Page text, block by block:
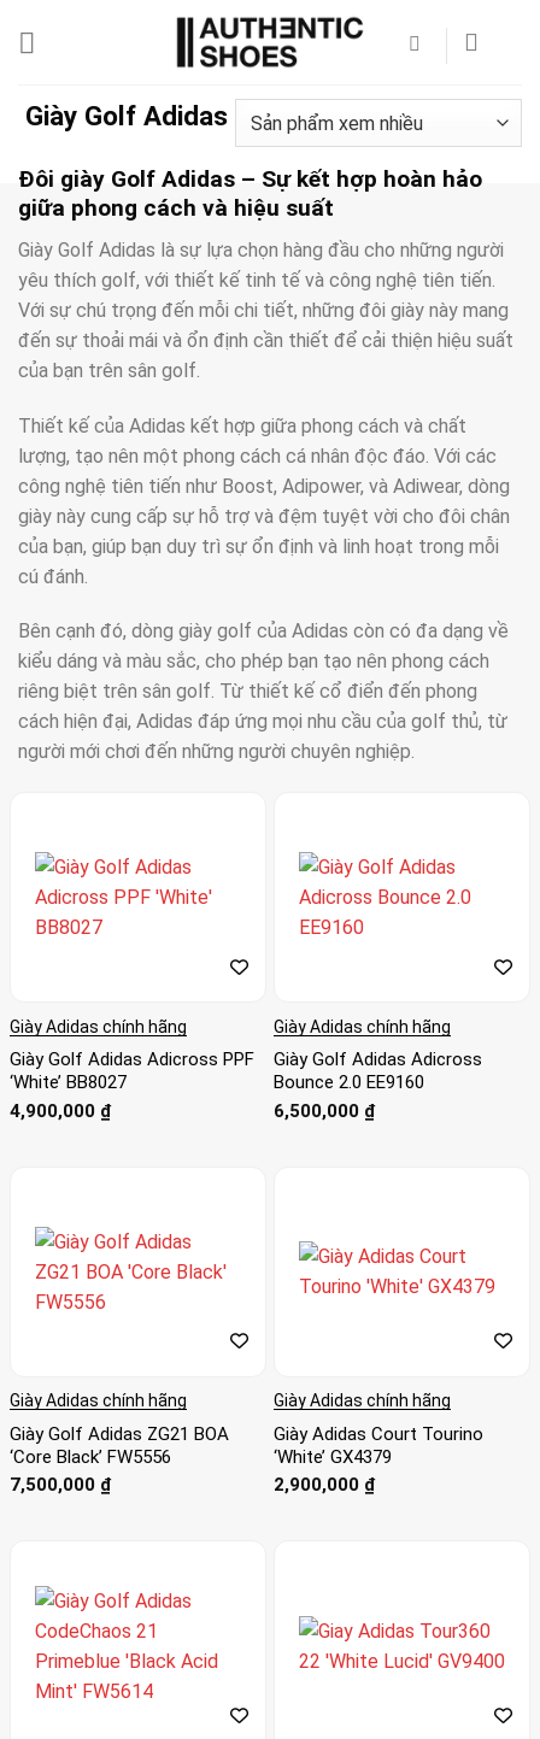
dungGiày Golf Adidas
Đôi giày Golf Adidas – Sự kết hợp hoàn hảo
giữa phong cách và hiệu suất
Giày Golf Adidas là sự lựa chọn hàng đầu cho những người
yêu thích golf, với thiết kế tinh tế và công nghệ tiên tiến.
Với sự chú trọng đến mỗi chi tiết, những đôi giày này mang
đến sự thoải mái và ổn định cần thiết để cải thiện hiệu suất
của bạn trên sân golf.
Thiết kế của Adidas kết hợp giữa phong cách và chất
lượng, tạo nên một phong cách cá nhân độc đáo. Với các
công nghệ tiên tiến như Boost, Adipower, và Adiwear, dòng
giày này cung cấp sự hỗ trợ và đệm tuyệt vời cho đôi chân
của bạn, giúp bạn duy trì sự ổn định và linh hoạt trong mỗi
cú đánh.
Bên cạnh đó, dòng giày golf của Adidas còn có đa dạng về
kiểu dáng và màu sắc, cho phép bạn tạo nên phong cách
riêng biệt trên sân golf. Từ thiết kế cổ điển đến phong
cách hiện đại, Adidas đáp ứng mọi nhu cầu của golf thủ, từ
người mới chơi đến những người chuyên nghiệp.
golf. Sẵn sàng để vươn tới thành công và tạo nên những cú
đánh xuất sắc.
Giày Adidas chính hãng
Giày Golf Adidas Adicross PPF
‘White’ BB8027
4,900,000 ₫
Giày Adidas chính hãng
Giày Golf Adidas Adicross
Bounce 2.0 EE9160
6,500,000 ₫
Giày Adidas chính hãng
Giày Golf Adidas ZG21 BOA
‘Core Black’ FW5556
7,500,000 ₫
Giày Adidas chính hãng
Giày Adidas Court Tourino
‘White’ GX4379
2,900,000 ₫